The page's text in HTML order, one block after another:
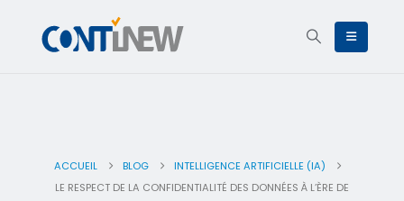
ACCUEIL BLOG
INTELLIGENCE ARTIFICIELLE (IA)
LE RESPECT DE LA CONFIDENTIALITÉ DES DONNÉES À L’ÈRE DE